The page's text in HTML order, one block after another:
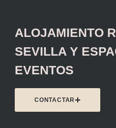
ALOJAMIENTO
SEVILLA Y
EVENTOS
CONTACTAR